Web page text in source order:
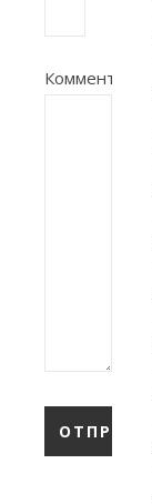
Комментарий